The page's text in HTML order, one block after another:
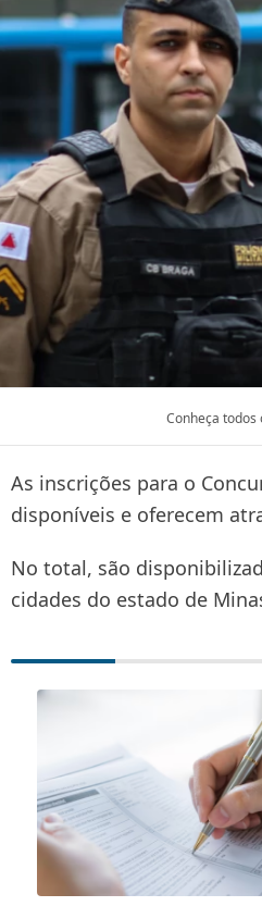
Conheça todos
As inscrições para o
disponíveis e oferecem
No total, são
cidades do estado de